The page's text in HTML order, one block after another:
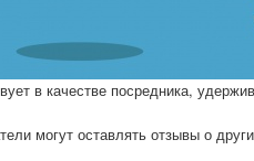
в качестве посредника,
могут оставлять отзывы о